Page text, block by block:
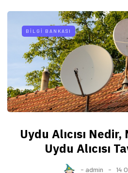
BILGI BANKASI
Uydu Alıcısı Nedir,
Uydu Alıcısı
- admin 14